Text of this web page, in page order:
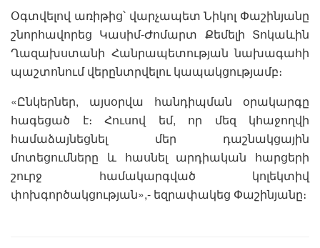
Օգտվելով առիթից՝ վարչապետ Նիկոլ Փաշինյանը
շնորհավորեց Կասիմ-Ժոմարտ Քեմելի Տոկաևին
Ղազախստանի Հանրապետության նախագահի
պաշտոնում վերընտրվելու կապակցությամբ։
«Ընկերներ, այսօրվա հանդիպման օրակարգը
հագեցած է։ Հուսով եմ, որ մեզ կհաջողվի
համաձայնեցնել մեր դաշնակցային
մոտեցումները և հասնել արդիական հարցերի
շուրջ համակարգված կոլեկտիվ
փոխգործակցության»,- եզրափակեց Փաշինյանը։